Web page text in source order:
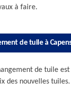
à faire.
de tuile à
de tuile
des nouvelles